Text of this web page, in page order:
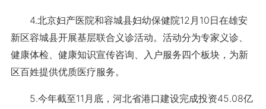
4.北京妇产医院和容城县妇幼保健院12月10日在雄安
新区容城县开展基层联合义诊活动。活动分为专家义诊、
健康体检、健康知识宣传咨询、入户服务四个板块，为新
区百姓提供优质医疗服务。
5.今年截至11月底，河北省港口建设完成投资45.08亿